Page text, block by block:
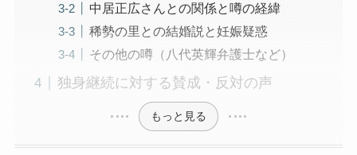
中居正広さんとの関係と噂の経緯
稀勢の里との結婚説と妊娠疑惑
その他の噂（八代英輝弁護士など）
独身継続に対する賛成・反対の声
もっと見る